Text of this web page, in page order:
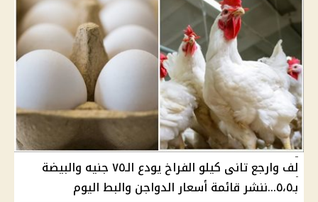
لف وارجع تانى كيلو الفراخ يودع الـ٧٥ جنيه والبيضة
بـ٥،٥...ننشر قائمة أسعار الدواجن والبط اليوم